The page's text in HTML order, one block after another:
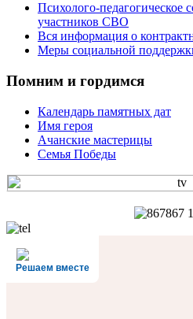
Психолого-педагогическое
участников СВО
Вся информация о
Меры социальной
Помним и гордимся
Календарь памятных дат
Имя героя
Ачанские мастерицы
Семья Победы
Решаем вместе